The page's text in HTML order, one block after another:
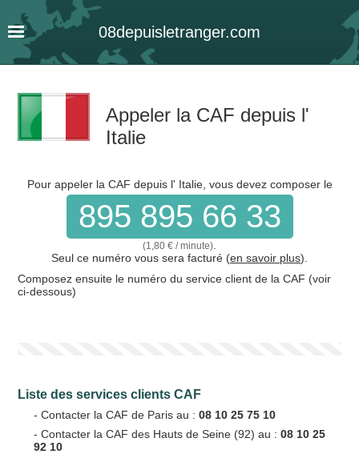
08depuisletranger.com
Appeler la CAF depuis l'
Italie
Pour appeler la CAF depuis l' Italie, vous devez composer le
895 895 66 33
(1,80 € / minute)
Seul ce numéro vous sera facturé (en savoir plus).
Composez ensuite le numéro du service client de la CAF (voir
ci-dessous)
Liste des services clients CAF
- Contacter la CAF de Paris au :08 10 25 75 10
- Contacter la CAF des Hauts de Seine (92) au :08 10 25
92 10